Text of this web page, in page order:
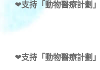
❤支持「動物醫療計劃」
❤支持「動物醫療計劃」